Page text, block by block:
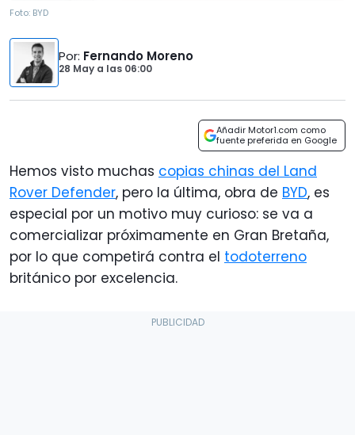
Foto: BYD
Por: Fernando Moreno
28 May a las 06:00
Añadir Motor1.com como
fuente preferida en Google
Hemos visto muchas copias chinas del Land
Rover Defender, pero la última, obra de BYD, es
especial por un motivo muy curioso: se va a
comercializar próximamente en Gran Bretaña,
por lo que competirá contra el todoterreno
británico por excelencia.